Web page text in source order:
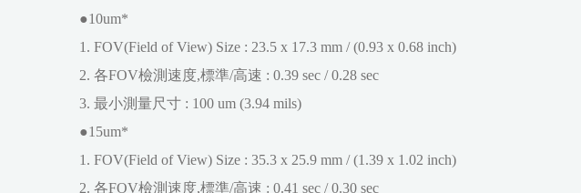
●10um*
1. FOV(Field of View) Size : 23.5 x 17.3 mm / (0.93 x 0.68 inch)
2. 各FOV檢測速度,標準/高速 : 0.39 sec / 0.28 sec
3. 最小測量尺寸 : 100 um (3.94 mils)
●15um*
1. FOV(Field of View) Size : 35.3 x 25.9 mm / (1.39 x 1.02 inch)
2. 各FOV檢測速度,標準/高速 : 0.41 sec / 0.30 sec